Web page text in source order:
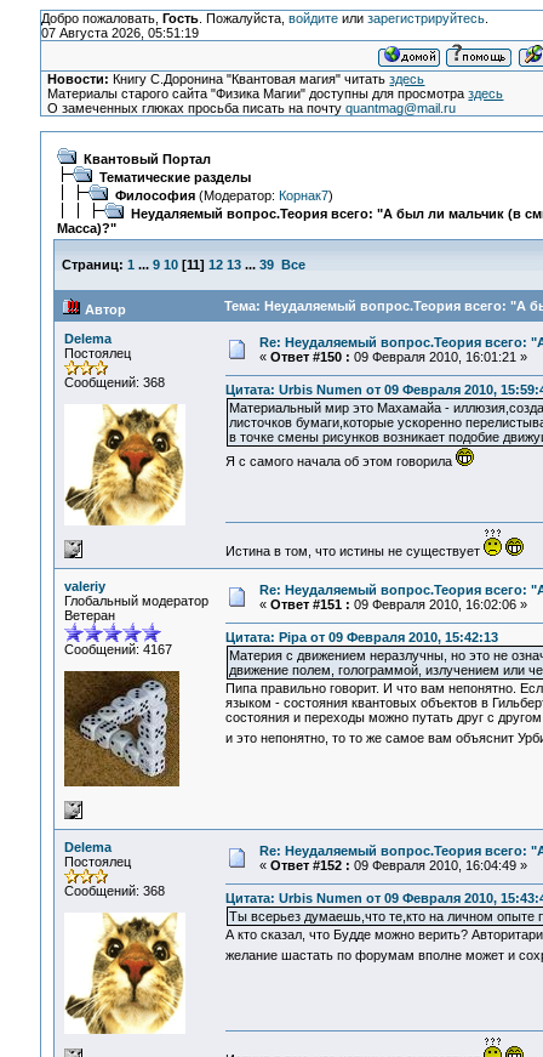
Добро пожаловать, Гость. Пожалуйста, войдитеили зарегистрируйтесь.
07 Августа 2026, 05:51:19
Новости: Книгу С.Доронина "Квантовая магия" читатьздесь
Материалы старого сайта "Физика Магии" доступны для просмотраздесь
О замеченных глюках просьба писать на почтуquantmag@mail.ru
Квантовый Портал
Тематические разделы
Философия(Модератор: Корнак7)
Неудаляемый вопрос.Теория всего: "А был ли мальчик (в
Масса)?"
Страниц: 1 ... 9 10[11] 12 13 ... 39 Все
Автор Тема: Неудаляемый вопрос.Теория всего: "А
Delema
Постоялец
Сообщений: 368
Re: Неудаляемый вопрос.Теория всего:
« Ответ #150 : 09 Февраля 2010, 16:01:21 »
Цитата: Urbis Numen от 09 Февраля 2010,
Материальный мир это Махамайа -
листочков бумаги,которые ускоренно
в точке смены рисунков возникает подобие
Я с самого начала об этом говорила
Истина в том, что истины не существует
valeriy
Глобальный модератор
Ветеран
Сообщений: 4167
Re: Неудаляемый вопрос.Теория всего:
« Ответ #151 : 09 Февраля 2010, 16:02:06 »
Цитата: Pipa от 09 Февраля 2010, 15:42:13
Материя с движением неразлучны, но это не
движение полем, голограммой, излучением или
Пипа правильно говорит. И что вам непонятно.
языком - состояния квантовых объектов в
состояния и переходы можно путать друг с
и это непонятно, то то же самое вам объяснит
Delema
Постоялец
Сообщений: 368
Re: Неудаляемый вопрос.Теория всего:
« Ответ #152 : 09 Февраля 2010, 16:04:49 »
Цитата: Urbis Numen от 09 Февраля 2010,
Ты всерьез думаешь,что те,кто на личном опыте
А кто сказал, что Будде можно верить?
желание шастать по форумам вполне может и